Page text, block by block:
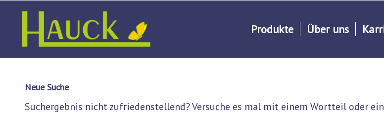
Produkte Über uns
Neue Suche
Suchergebnis nicht zufriedenstellend? Versuche es mal mit einem Wortteil oder